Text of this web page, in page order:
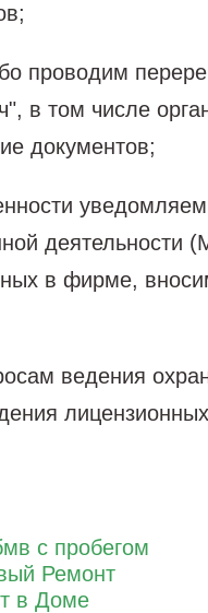
проводим
в том числе
документов;
деятельности
в фирме,
ведения
с пробегом
Ремонт
в Доме